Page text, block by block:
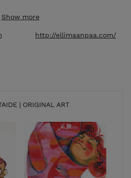
Helsinki, Finland.
Show more
http://ellimaanpaa.com/
| ORIGINAL ART